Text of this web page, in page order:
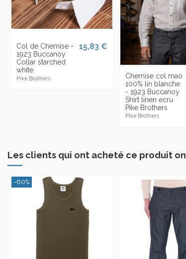
Col de Chemise -
1923 Buccanoy
Collar starched
white
Pike Brothers
15,83 €
Chemise col mao
100% lin blanche
- 1923 Buccanoy
Shirt linen ecru
Pike Brothers
Pike Brothers
Les clients qui ont acheté ce produit
-60%